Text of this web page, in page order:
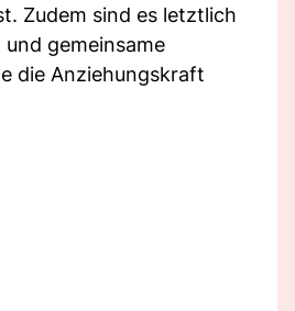
Zudem sind es letztlich
gemeinsame
die Anziehungskraft